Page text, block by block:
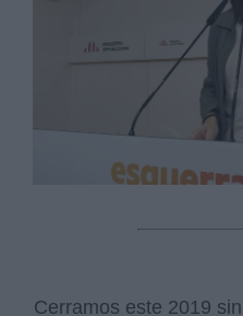
Cerramos este 2019